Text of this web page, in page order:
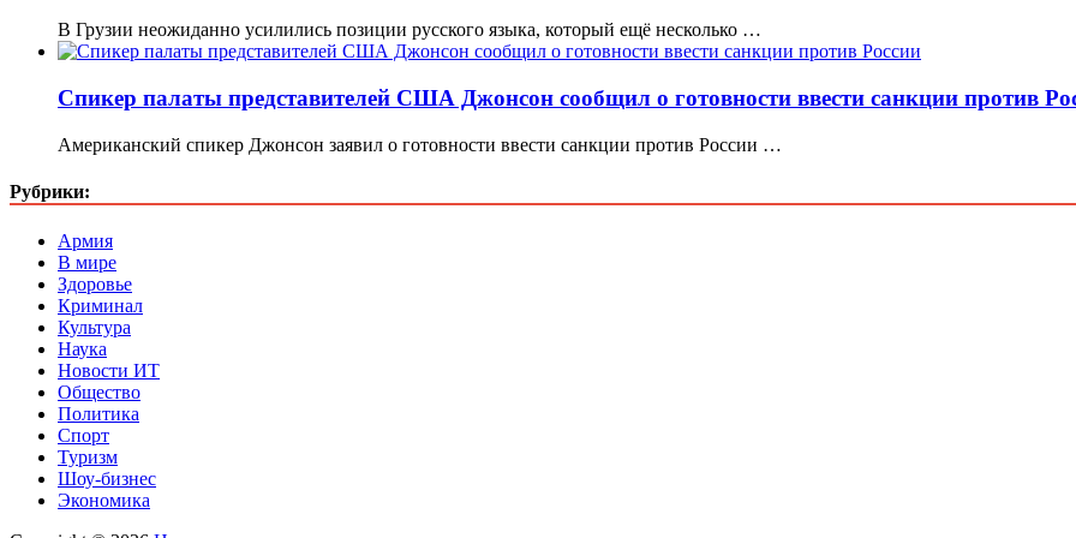
В Грузии неожиданно усилились позиции русского языка, который ещё несколько …
Спикер палаты представителей США Джонсон сообщил о готовности ввести санкции против
Американский спикер Джонсон заявил о готовности ввести санкции против России …
Рубрики:
Армия
В мире
Здоровье
Криминал
Культура
Наука
Новости ИТ
Общество
Политика
Спорт
Туризм
Шоу-бизнес
Экономика